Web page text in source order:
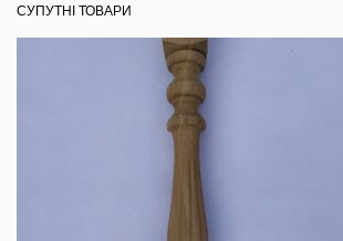
СУПУТНІ ТОВАРИ